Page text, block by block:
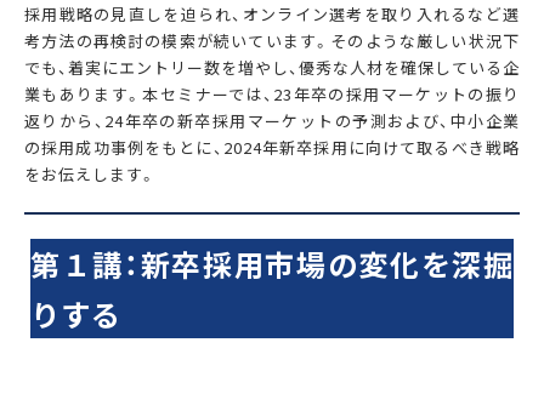
採用戦略の見直しを迫られ、オンライン選考を取り入れるなど選
考方法の再検討の模索が続いています。そのような厳しい状況下
でも、着実にエントリー数を増やし、優秀な人材を確保している企
業もあります。本セミナーでは、23年卒の採用マーケットの振り
返りから、24年卒の新卒採用マーケットの予測および、中小企業
の採用成功事例をもとに、2024年新卒採用に向けて取るべき戦略
をお伝えします。
第１講：新卒採用市場の変化を深掘
りする